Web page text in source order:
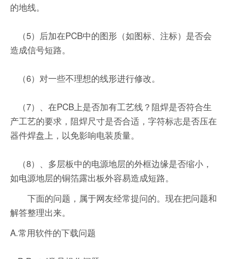
的地线。
（5）后加在PCB中的图形（如图标、注标）是否会
造成信号短路。
（6）对一些不理想的线形进行修改。
（7）、在PCB上是否加有工艺线？阻焊是否符合生
产工艺的要求，阻焊尺寸是否合适，字符标志是否压在
器件焊盘上，以免影响电装质量。
（8）、多层板中的电源地层的外框边缘是否缩小，
如电源地层的铜箔露出板外容易造成短路。
下面的问题，属于网友经常提问的。现在把问题和
解答整理出来。
A.常用软件的下载问题